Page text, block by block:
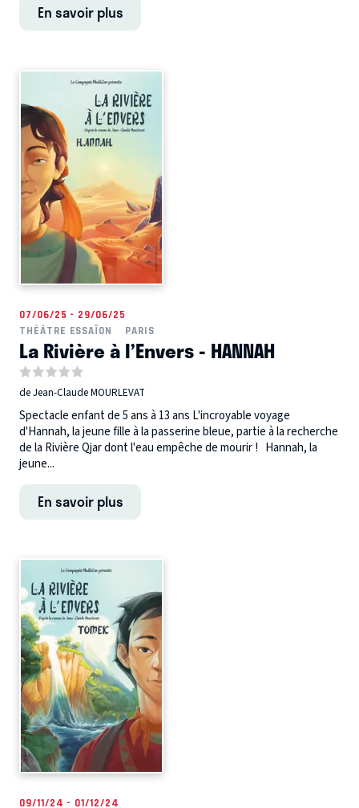
En savoir plus
07/06/25 - 29/06/25
THÉÂTRE ESSAÏON
PARIS
La Rivière à l’Envers - HANNAH
de Jean-Claude MOURLEVAT
Spectacle enfant de 5 ans à 13 ans L'incroyable voyage
d'Hannah, la jeune fille à la passerine bleue, partie à la recherche
de la Rivière Qjar dont l'eau empêche de mourir ! Hannah, la
jeune...
En savoir plus
09/11/24 - 01/12/24